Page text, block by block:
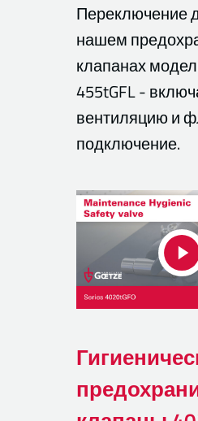
Переключение
нашем
клапанах
455tGFL -
вентиляцию и
подключение.